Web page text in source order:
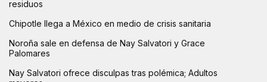
residuos
Chipotle llega a México en medio de crisis sanitaria
Noroña sale en defensa de Nay Salvatori y Grace
Palomares
Nay Salvatori ofrece disculpas tras polémica; Adultos